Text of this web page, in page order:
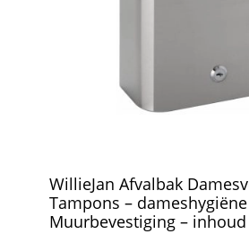
WillieJan Afvalbak
Tampons – dameshygiëne
Muurbevestiging –